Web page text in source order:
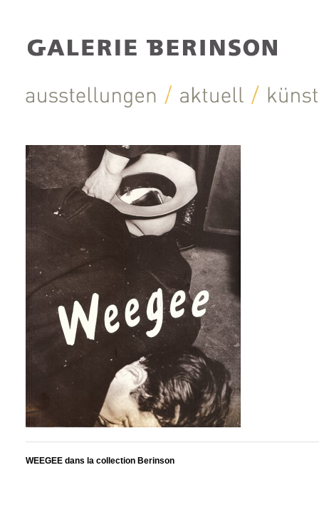
WEEGEE dans la collection Berinson